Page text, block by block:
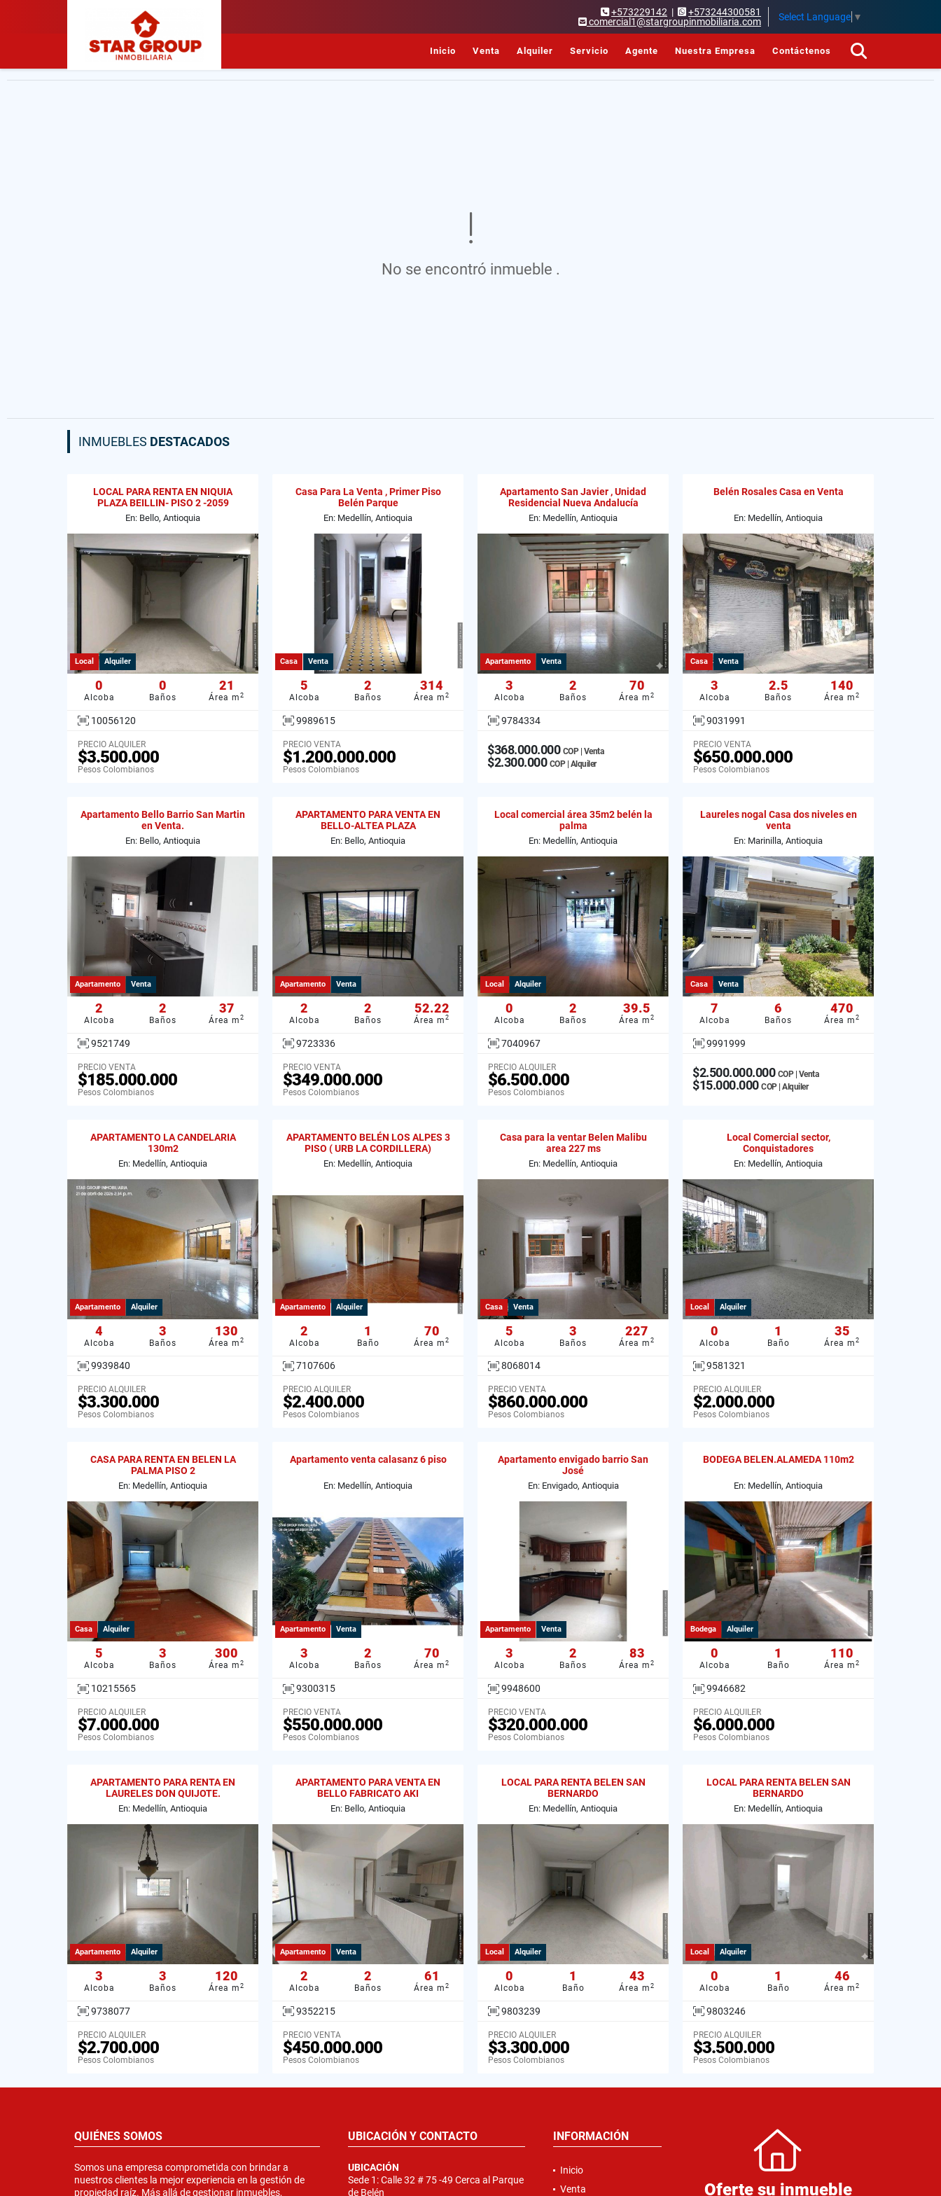
+573229142 |
+573244300581
comercial1@stargroupinmobiliaria.com
Select Language ▼
Inicio Venta Alquiler Servicio Agente Nuestra Empresa Contáctenos
No se encontró inmueble .
INMUEBLES DESTACADOS
LOCAL PARA RENTA EN NIQUIA
PLAZA BEILLIN- PISO 2 -2059
En: Bello, Antioquia
Local Alquiler
0
Alcoba
0
Baños
21
Área m 2
10056120
PRECIO ALQUILER
$3.500.000
Pesos Colombianos
Casa Para La Venta , Primer Piso
Belén Parque
En: Medellín, Antioquia
Casa Venta
5
Alcoba
2
Baños
314
Área m 2
9989615
PRECIO VENTA
$1.200.000.000
Pesos Colombianos
Apartamento San Javier , Unidad
Residencial Nueva Andalucía
En: Medellín, Antioquia
Apartamento Venta
3
Alcoba
2
Baños
70
Área m 2
9784334
$368.000.000 COP | Venta
$2.300.000 COP | Alquiler
Belén Rosales Casa en Venta
En: Medellín, Antioquia
Casa Venta
3
Alcoba
2.5
Baños
140
Área m 2
9031991
PRECIO VENTA
$650.000.000
Pesos Colombianos
Apartamento Bello Barrio San Martin
en Venta.
En: Bello, Antioquia
Apartamento Venta
2
Alcoba
2
Baños
37
Área m 2
9521749
PRECIO VENTA
$185.000.000
Pesos Colombianos
APARTAMENTO PARA VENTA EN
BELLO-ALTEA PLAZA
En: Bello, Antioquia
Apartamento Venta
2
Alcoba
2
Baños
52.22
Área m 2
9723336
PRECIO VENTA
$349.000.000
Pesos Colombianos
Local comercial área 35m2 belén la
palma
En: Medellín, Antioquia
Local Alquiler
0
Alcoba
2
Baños
39.5
Área m 2
7040967
PRECIO ALQUILER
$6.500.000
Pesos Colombianos
Laureles nogal Casa dos niveles en
venta
En: Marinilla, Antioquia
Casa Venta
7
Alcoba
6
Baños
470
Área m 2
9991999
$2.500.000.000 COP | Venta
$15.000.000 COP | Alquiler
APARTAMENTO LA CANDELARIA
130m2
En: Medellín, Antioquia
Apartamento Alquiler
4
Alcoba
3
Baños
130
Área m 2
9939840
PRECIO ALQUILER
$3.300.000
Pesos Colombianos
APARTAMENTO BELÉN LOS ALPES 3
PISO ( URB LA CORDILLERA)
En: Medellín, Antioquia
Apartamento Alquiler
2
Alcoba
1
Baño
70
Área m 2
7107606
PRECIO ALQUILER
$2.400.000
Pesos Colombianos
Casa para la ventar Belen Malibu
area 227 ms
En: Medellín, Antioquia
Casa Venta
5
Alcoba
3
Baños
227
Área m 2
8068014
PRECIO VENTA
$860.000.000
Pesos Colombianos
Local Comercial sector,
Conquistadores
En: Medellín, Antioquia
Local Alquiler
0
Alcoba
1
Baño
35
Área m 2
9581321
PRECIO ALQUILER
$2.000.000
Pesos Colombianos
CASA PARA RENTA EN BELEN LA
PALMA PISO 2
En: Medellín, Antioquia
Casa Alquiler
5
Alcoba
3
Baños
300
Área m 2
10215565
PRECIO ALQUILER
$7.000.000
Pesos Colombianos
Apartamento venta calasanz 6 piso
En: Medellín, Antioquia
Apartamento Venta
3
Alcoba
2
Baños
70
Área m 2
9300315
PRECIO VENTA
$550.000.000
Pesos Colombianos
Apartamento envigado barrio San
José
En: Envigado, Antioquia
Apartamento Venta
3
Alcoba
2
Baños
83
Área m 2
9948600
PRECIO VENTA
$320.000.000
Pesos Colombianos
BODEGA BELEN.ALAMEDA 110m2
En: Medellín, Antioquia
Bodega Alquiler
0
Alcoba
1
Baño
110
Área m 2
9946682
PRECIO ALQUILER
$6.000.000
Pesos Colombianos
APARTAMENTO PARA RENTA EN
LAURELES DON QUIJOTE.
En: Medellín, Antioquia
Apartamento Alquiler
3
Alcoba
3
Baños
120
Área m 2
9738077
PRECIO ALQUILER
$2.700.000
Pesos Colombianos
APARTAMENTO PARA VENTA EN
BELLO FABRICATO AKI
APARTAMENTOS. 21
En: Bello, Antioquia
Apartamento Venta
2
Alcoba
2
Baños
61
Área m 2
9352215
PRECIO VENTA
$450.000.000
Pesos Colombianos
LOCAL PARA RENTA BELEN SAN
BERNARDO
En: Medellín, Antioquia
Local Alquiler
0
Alcoba
1
Baño
43
Área m 2
9803239
PRECIO ALQUILER
$3.300.000
Pesos Colombianos
LOCAL PARA RENTA BELEN SAN
BERNARDO
En: Medellín, Antioquia
Local Alquiler
0
Alcoba
1
Baño
46
Área m 2
9803246
PRECIO ALQUILER
$3.500.000
Pesos Colombianos
QUIÉNES SOMOS
Somos una empresa comprometida con brindar a
nuestros clientes la mejor experiencia en la gestión de
propiedad raíz. Más allá de gestionar inmuebles,
UBICACIÓN Y CONTACTO
UBICACIÓN
Sede 1: Calle 32 # 75 -49 Cerca al Parque
de Belén
INFORMACIÓN
Inicio
Venta
Oferte su inmueble